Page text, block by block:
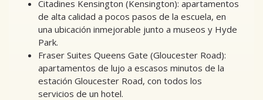
Citadines Kensington (Kensington): apartamentos
de alta calidad a pocos pasos de la escuela, en
una ubicación inmejorable junto a museos y Hyde
Park.
Fraser Suites Queens Gate (Gloucester Road):
apartamentos de lujo a escasos minutos de la
estación Gloucester Road, con todos los
servicios de un hotel.